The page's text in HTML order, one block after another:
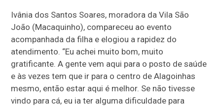
Ivânia dos Santos Soares, moradora da Vila São
João (Macaquinho), compareceu ao evento
acompanhada da filha e elogiou a rapidez do
atendimento. “Eu achei muito bom, muito
gratificante. A gente vem aqui para o posto de saúde
e às vezes tem que ir para o centro de Alagoinhas
mesmo, então estar aqui é melhor. Se não tivesse
vindo para cá, eu ia ter alguma dificuldade para